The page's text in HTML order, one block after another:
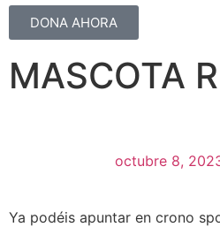
DONA AHORA
MASCOTA
octubre 8,
Ya podéis apuntar en crono